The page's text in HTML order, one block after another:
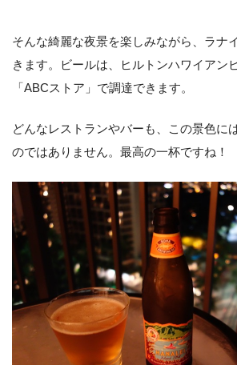
そんな綺麗な夜景を楽しみながら、ラナ
きます。ビールは、ヒルトンハワイアン
「ABCストア」で調達できます。
どんなレストランやバーも、この景色に
のではありません。最高の一杯ですね！